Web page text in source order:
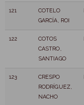
121
COTELO
GARCÍA, ROI
122
COTOS
CASTRO,
SANTIAGO
123
CRESPO
RODRÍGUEZ,
NACHO